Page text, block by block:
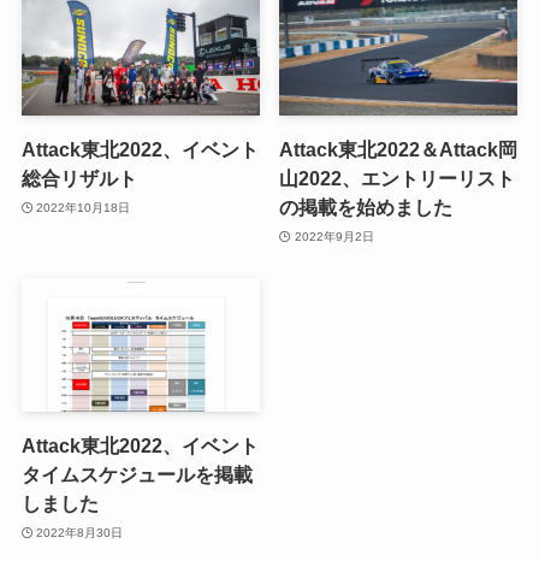
Attack東北2022、イベント
総合リザルト
2022年10月18日
Attack東北2022＆Attack岡
山2022、エントリーリスト
の掲載を始めました
2022年9月2日
Attack東北2022、イベント
タイムスケジュールを掲載
しました
2022年8月30日